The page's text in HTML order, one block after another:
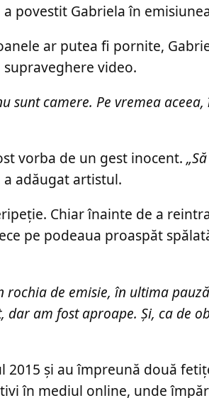
a povestit Gabriela în
ar putea fi pornite,
video.
sunt camere. Pe vremea
vorba de un gest inocent.
a adăugat artistul.
Chiar înainte de a
pe podeaua proaspăt
rochia de emisie, în ultima
am fost aproape. Și, ca de
2015 și au împreună două
în mediul online, unde